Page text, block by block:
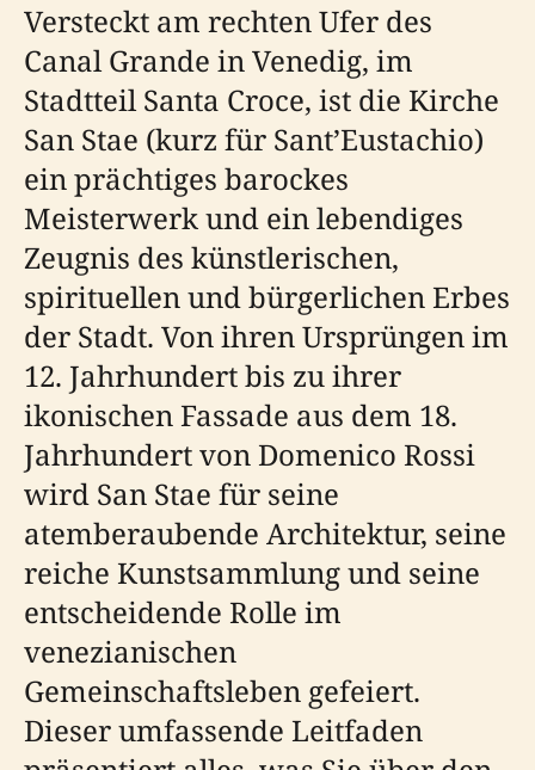
Versteckt am rechten Ufer des
Canal Grande in Venedig, im
Stadtteil Santa Croce, ist die Kirche
San Stae (kurz für Sant’Eustachio)
ein prächtiges barockes
Meisterwerk und ein lebendiges
Zeugnis des künstlerischen,
spirituellen und bürgerlichen Erbes
der Stadt. Von ihren Ursprüngen im
12. Jahrhundert bis zu ihrer
ikonischen Fassade aus dem 18.
Jahrhundert von Domenico Rossi
wird San Stae für seine
atemberaubende Architektur, seine
reiche Kunstsammlung und seine
entscheidende Rolle im
venezianischen
Gemeinschaftsleben gefeiert.
Dieser umfassende Leitfaden